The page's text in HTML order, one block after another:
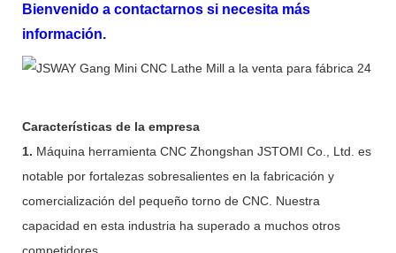
Bienvenido a contactarnos si necesita más
información.
Características de la empresa
1. Máquina herramienta CNC Zhongshan JSTOMI Co., Ltd. es
notable por fortalezas sobresalientes en la fabricación y
comercialización del pequeño torno de CNC. Nuestra
capacidad en esta industria ha superado a muchos otros
competidores.